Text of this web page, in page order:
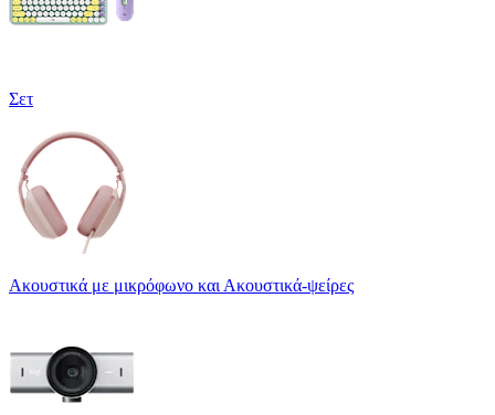
Σετ
Ακουστικά με μικρόφωνο και Ακουστικά-ψείρες